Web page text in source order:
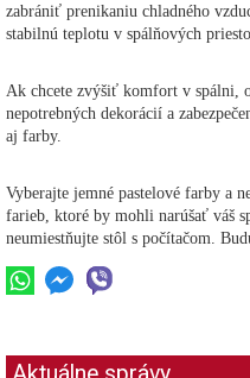
zabrániť prenikaniu chladného
stabilnú teplotu v spálňových
Ak chcete zvýšiť komfort v spálni,
nepotrebných dekorácií a
aj farby.
Vyberajte jemné pastelové farby a
farieb, ktoré by mohli narúšať váš
neumiestňujte stôl s počítačom.